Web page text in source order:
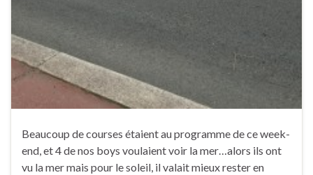
Beaucoup de courses étaient au programme de ce week-
end, et 4 de nos boys voulaient voir la mer…alors ils ont
vu la mer mais pour le soleil, il valait mieux rester en